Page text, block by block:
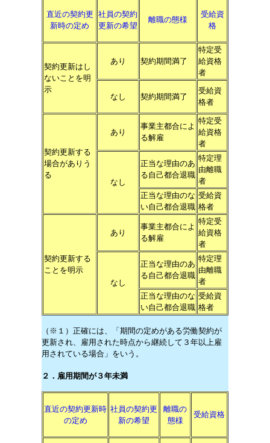
直近の契約更
新時の定め
社員の契約
更新の希望
離職の態様
受給資
格
契約更新はし
ないことを明
示
あり 契約期間満了
特定受
給資格
者
なし 契約期間満了
受給資
格者
契約更新する
場合がありう
る
あり
事業主都合によ
る解雇
特定受
給資格
者
なし
正当な理由のあ
る自己都合退職
特定理
由離職
者
正当な理由のな
い自己都合退職
受給資
格者
契約更新する
ことを明示
あり
事業主都合によ
る解雇
特定受
給資格
者
なし
正当な理由のあ
る自己都合退職
特定理
由離職
者
正当な理由のな
い自己都合退職
受給資
格者
（※１）正確には、「期間の定めがある労働契約が
更新され、雇用された時点から継続して３年以上雇
用されている場合」をいう。
２．雇用期間が３年未満
直近の契約更新時
の定め
社員の契約更
新の希望
離職の
態様
受給資格